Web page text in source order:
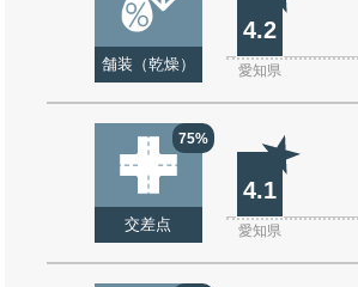
舗装（乾燥）
4.2
愛知県
75%
交差点
4.1
愛知県